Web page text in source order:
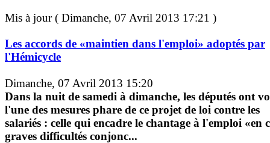
Mis à jour ( Dimanche, 07 Avril 2013 17:21 )
Les accords de «maintien dans l'emploi» adoptés par
l'Hémicycle
Dimanche, 07 Avril 2013 15:20
Dans la nuit de samedi à dimanche, les députés ont
l'une des mesures phare de ce projet de loi contre les
salariés : celle qui encadre le chantage à l'emploi «en
graves difficultés conjonc...